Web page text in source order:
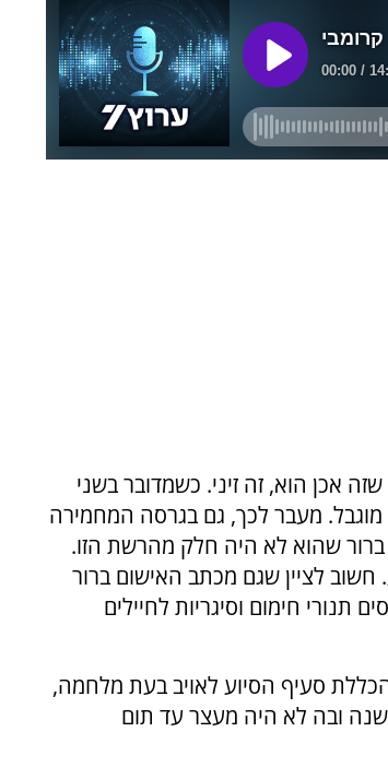
אכן הוא, זה זיני. כשמדובר בשני
מעבר לכך, גם בגרסה המחמירה
שהוא לא היה חלק מהרשת הזו.
לציין שגם מכתב האישום ברור
חימום וסיגריות לחיילים
סעיף הסיוע לאויב בעת מלחמה,
ובה לא היה מעצר עד תום